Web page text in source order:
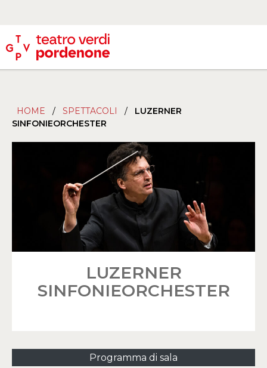
HOME / SPETTACOLI /
LUZERNER
SINFONIEORCHESTER
LUZERNER
SINFONIEORCHESTER
Programma di sala